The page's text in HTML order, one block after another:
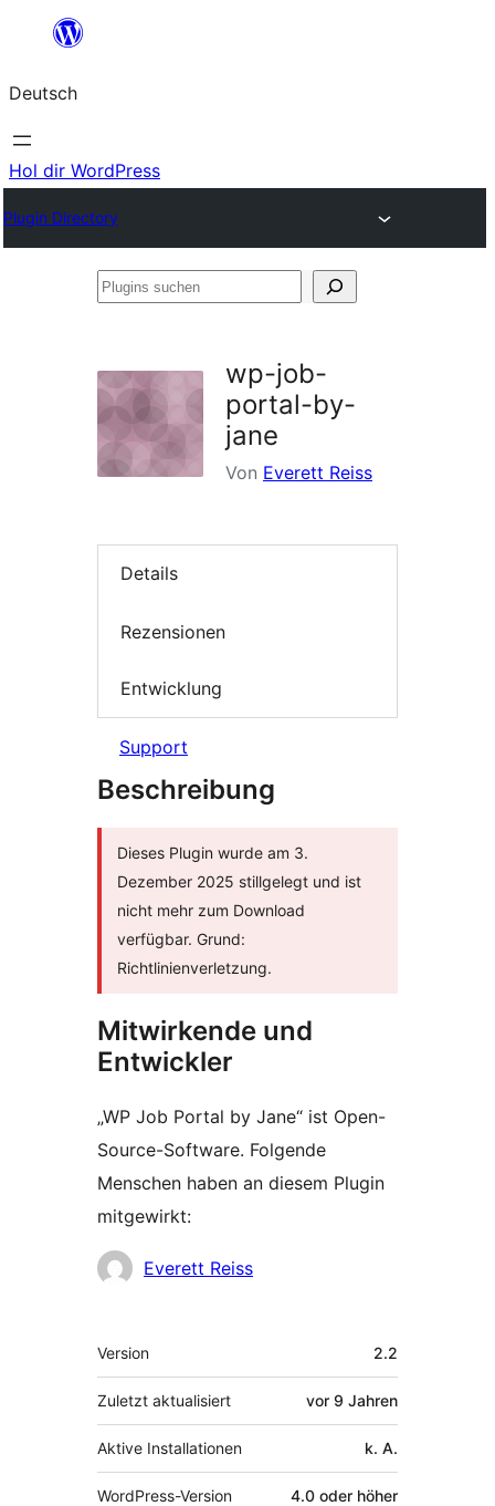
springen
Deutsch
Hol dir WordPress
Plugin Directory
Plugins
wp-job-
portal-by-
jane
Von Everett Reiss
Details
Rezensionen
Entwicklung
Support
Beschreibung
Dieses Plugin wurde am 3.
Dezember 2025 stillgelegt und ist
nicht mehr zum Download
verfügbar. Grund:
Richtlinienverletzung.
Mitwirkende und
Entwickler
„WP Job Portal by Jane“ ist Open-
Source-Software. Folgende
Menschen haben an diesem Plugin
mitgewirkt:
Mitwirkende
Everett Reiss
Meta
Version 2.2
Zuletzt aktualisiert vor 9 Jahren
Aktive Installationen k. A.
WordPress-Version 4.0 oder höher